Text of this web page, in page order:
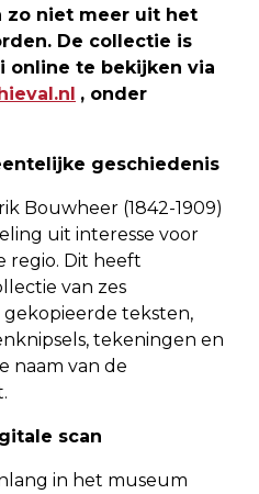
zo niet meer uit het
De collectie is
online te bekijken via
, onder
geschiedenis
Bouwheer (1842-1909)
uit interesse voor
regio. Dit heeft
van zes
teksten,
tekeningen en
naam van de
scan
in het museum